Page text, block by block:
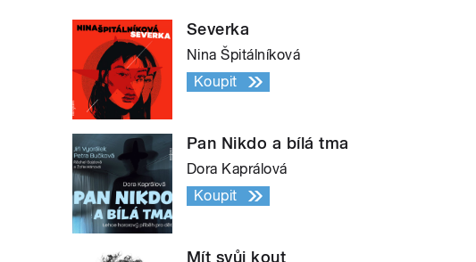
Severka
Nina Špitálníková
Koupit
Pan Nikdo a bílá tma
Dora Kaprálová
Koupit
Mít svůj kout